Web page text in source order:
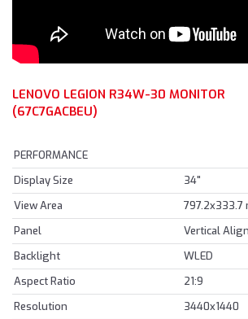
LENOVO LEGION R34W-30 MONITOR
(67C7GACBEU)
PERFORMANCE
Display Size
34"
View Area
797.2x333.7
Panel
Vertical
Backlight
WLED
Aspect Ratio
21:9
Resolution
3440x1440